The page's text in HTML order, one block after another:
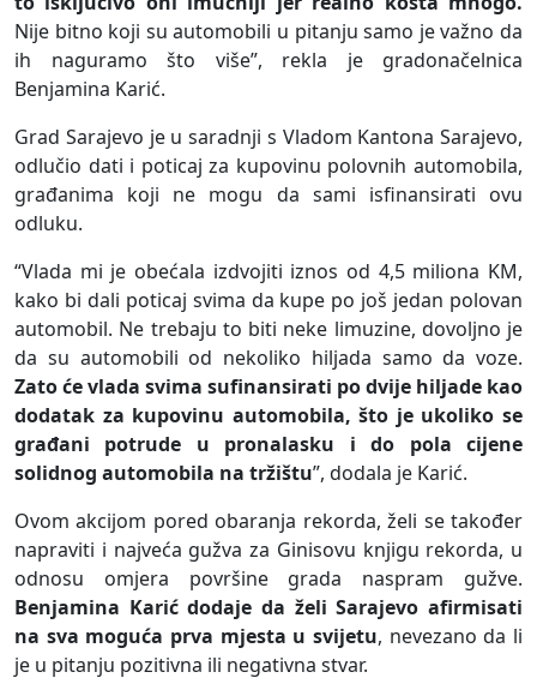
Nije bitno koji su automobili u pitanju samo je važno da
ih naguramo što više”, rekla je gradonačelnica
Benjamina Karić.
Grad Sarajevo je u saradnji s Vladom Kantona Sarajevo,
odlučio dati i poticaj za kupovinu polovnih automobila,
građanima koji ne mogu da sami isfinansirati ovu
odluku.
“Vlada mi je obećala izdvojiti iznos od 4,5 miliona KM,
kako bi dali poticaj svima da kupe po još jedan polovan
automobil. Ne trebaju to biti neke limuzine, dovoljno je
da su automobili od nekoliko hiljada samo da voze.
Zato će vlada svima sufinansirati po dvije hiljade kao
dodatak za kupovinu automobila, što je ukoliko se
građani potrude u pronalasku i do pola cijene
solidnog automobila na tržištu”, dodala je Karić.
Ovom akcijom pored obaranja rekorda, želi se također
napraviti i najveća gužva za Ginisovu knjigu rekorda, u
odnosu omjera površine grada naspram gužve.
Benjamina Karić dodaje da želi Sarajevo afirmisati
na sva moguća prva mjesta u svijetu, nevezano da li
je u pitanju pozitivna ili negativna stvar.